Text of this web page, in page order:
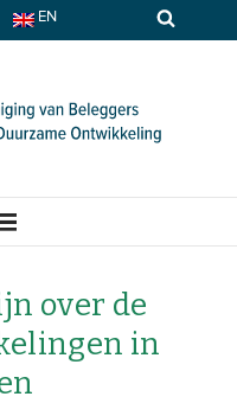
EN
over de
in